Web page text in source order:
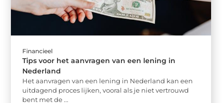
Financieel
Tips voor het aanvragen van een lening in
Nederland
Het aanvragen van een lening in Nederland kan een
uitdagend proces lijken, vooral als je niet vertrouwd
bent met de ...